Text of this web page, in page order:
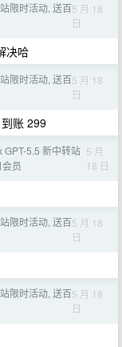
限时活动, 送百5 月 18
日
决哈
限时活动, 送百5 月 18
日
账 299
GPT-5.5 新中转站
员
5 月
18 日
限时活动, 送百5 月 18
日
限时活动, 送百5 月 18
日